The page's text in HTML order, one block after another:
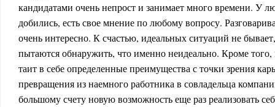
кандидатами очень непрост и занимает много времени. У
добились, есть свое мнение по любому вопросу.
очень интересно. К счастью, идеальных ситуаций не
пытаются обнаружить, что именно неидеально. Кроме
таит в себе определенные преимущества с точки зрения
превращения из наемного работника в совладельца
большому счету новую возможность еще раз реализовать